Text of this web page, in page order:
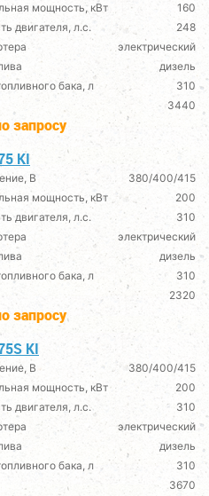
мощность, кВт
160
двигателя, л.с.
248
электрический
дизель
бака, л
310
3440
запросу
KI
В
380/400/415
мощность, кВт
200
двигателя, л.с.
310
электрический
дизель
бака, л
310
2320
запросу
KI
В
380/400/415
мощность, кВт
200
двигателя, л.с.
310
электрический
дизель
бака, л
310
3670